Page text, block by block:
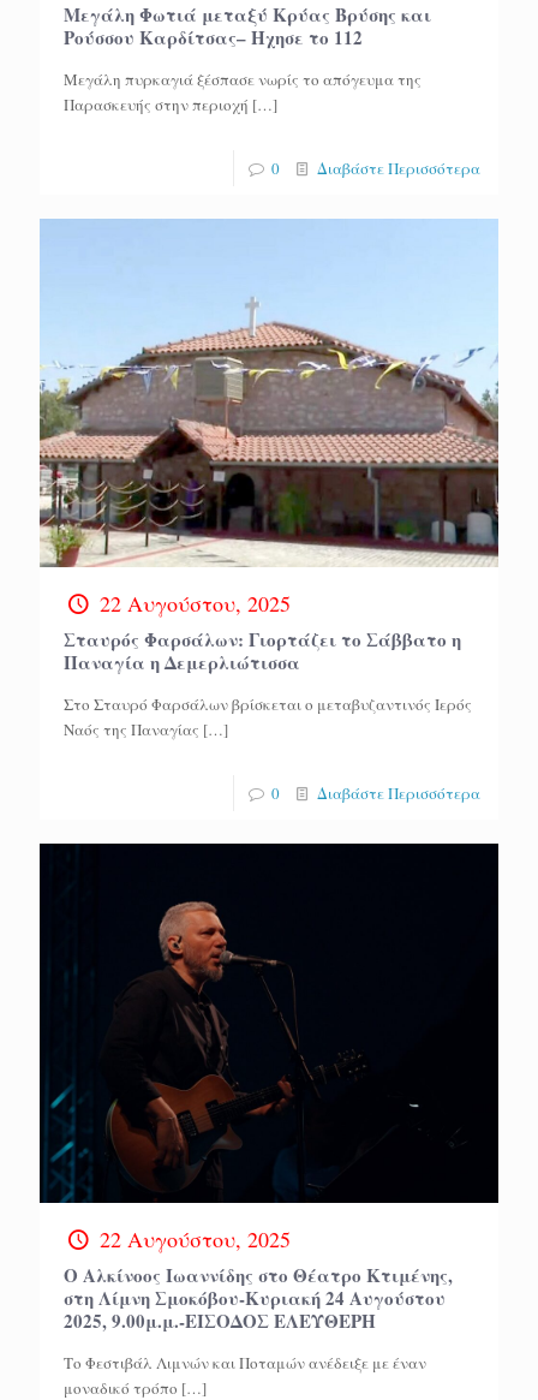
Μεγάλη Φωτιά μεταξύ Κρύας Βρύσης και
Ρούσσου Καρδίτσας– Ηχησε το 112
Μεγάλη πυρκαγιά ξέσπασε νωρίς το απόγευμα της
Παρασκευής στην περιοχή […]
0 Διαβάστε Περισσότερα
22 Αυγούστου, 2025
Σταυρός Φαρσάλων: Γιορτάζει το Σάββατο η
Παναγία η Δεμερλιώτισσα
Στο Σταυρό Φαρσάλων βρίσκεται ο μεταβυζαντινός Ιερός
Ναός της Παναγίας […]
0 Διαβάστε Περισσότερα
22 Αυγούστου, 2025
Ο Αλκίνοος Ιωαννίδης στο Θέατρο Κτιμένης,
στη Λίμνη Σμοκόβου-Kυριακή 24 Αυγούστου
2025, 9.00μ.μ.-ΕΙΣΟΔΟΣ ΕΛΕΥΘΕΡΗ
Το Φεστιβάλ Λιμνών και Ποταμών ανέδειξε με έναν
μοναδικό τρόπο […]